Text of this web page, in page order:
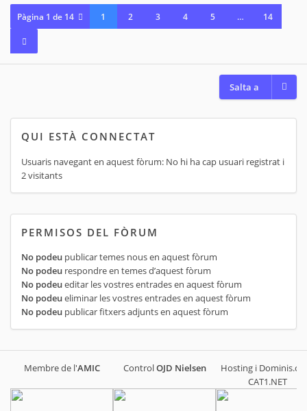
Pàgina 1 de 14 1 2 3 4 5 … 14
Salta a
QUI ESTÀ CONNECTAT
Usuaris navegant en aquest fòrum: No hi ha cap usuari registrat i
2 visitants
PERMISOS DEL FÒRUM
No podeu publicar temes nous en aquest fòrum
No podeu respondre en temes d’aquest fòrum
No podeueditar les vostres entrades en aquest fòrum
No podeueliminar les vostres entrades en aquest fòrum
No podeu publicar fitxers adjunts en aquest fòrum
Membre de l'AMIC ControlOJD Nielsen
Hosting i
CAT1.NET